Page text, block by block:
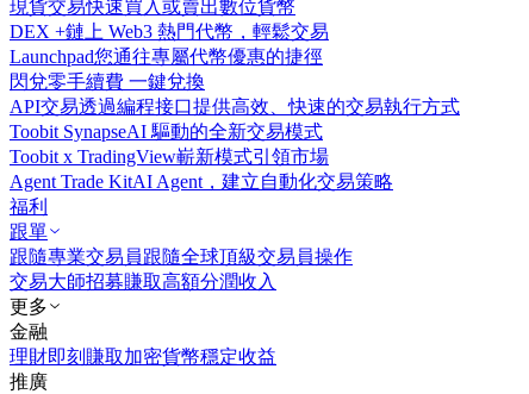
現貨交易快速買入或賣出數位貨幣
DEX +鏈上 Web3 熱門代幣，輕鬆交易
Launchpad您通往專屬代幣優惠的捷徑
閃兌零手續費 一鍵兌換
API交易透過編程接口提供高效、快速的交易執行方式
Toobit SynapseAI 驅動的全新交易模式
Toobit x TradingView嶄新模式引領市場
Agent Trade KitAI Agent，建立自動化交易策略
福利
跟單
跟隨專業交易員跟隨全球頂級交易員操作
交易大師招募賺取高額分潤收入
更多
金融
理財即刻賺取加密貨幣穩定收益
推廣